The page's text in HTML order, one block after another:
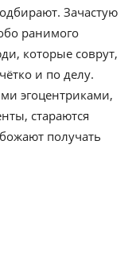
Зачастую
ранимого
которые соврут,
и по делу.
эгоцентриками,
стараются
получать